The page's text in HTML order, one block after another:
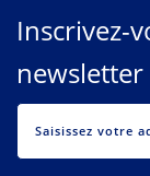
Inscrivez-
newsletter